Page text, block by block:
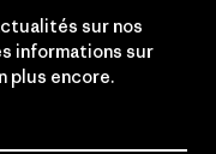
sur nos
informations sur
plus encore.